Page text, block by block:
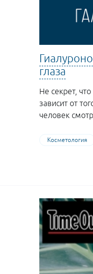
глаза
Не секрет,
зависит от
человек
Косметология